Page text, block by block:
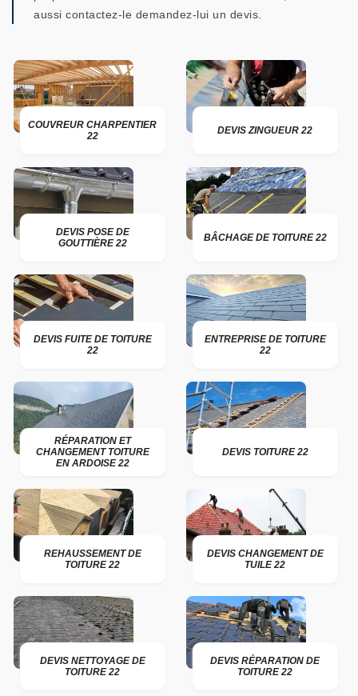
aussi contactez-le demandez-lui un devis.
COUVREUR CHARPENTIER
22
DEVIS ZINGUEUR 22
DEVIS POSE DE
GOUTTIÈRE 22
BÂCHAGE DE TOITURE 22
DEVIS FUITE DE TOITURE
22
ENTREPRISE DE TOITURE
22
RÉPARATION ET
CHANGEMENT TOITURE
EN ARDOISE 22
DEVIS TOITURE 22
REHAUSSEMENT DE
TOITURE 22
DEVIS CHANGEMENT DE
TUILE 22
DEVIS NETTOYAGE DE
TOITURE 22
DEVIS RÉPARATION DE
TOITURE 22